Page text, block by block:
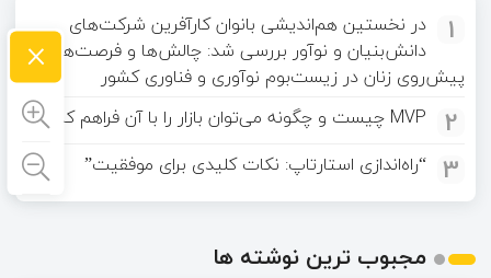
1
در نخستین هم‌اندیشی بانوان کارآفرین شرکت‌های
دانش‌بنیان و نوآور بررسی شد: چالش‌ها و فرصت‌های
پیش‌روی زنان در زیست‌بوم نوآوری و فناوری کشور
2 MVP چیست و چگونه می‌توان بازار را با آن فراهم کرد؟
3 “راه‌اندازی استارتاپ: نکات کلیدی برای موفقیت”
مجبوب ترین نوشته ها
×